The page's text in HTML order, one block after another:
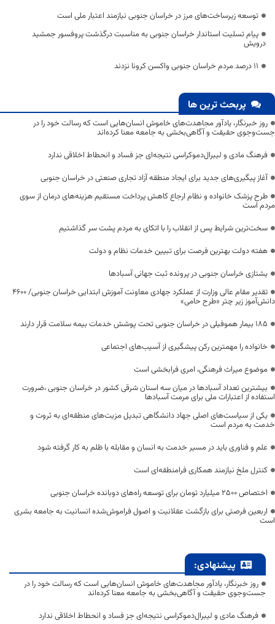
توسعه زیرساخت‌های مرز در خراسان جنوبی نیازمند اعتبار ملی است
پیام تسلیت استاندار خراسان جنوبی به مناسبت درگذشت پروفسور جمشید
درویش
۱۱ درصد مردم خراسان جنوبی واکسن کرونا نزدند
پربحث ترین ها
روز خبرنگار، یادآور مجاهدت‌های خاموش انسان‌هایی است که رسالت خود را در
جست‌وجوی حقیقت و آگاهی‌بخشی به جامعه معنا کرده‌اند
فرهنگ مادی و لیبرال‌دموکراسی نتیجه‌ای جز فساد و انحطاط اخلاقی ندارد
آغاز پیگیری‌های جدید برای ایجاد منطقه آزاد تجاری صنعتی در خراسان جنوبی
طرح پزشک خانواده و نظام ارجاع کاهش پرداخت مستقیم هزینه‌های درمان از سوی
مردم است
سخت‌ترین شرایط پس از انقلاب را با اتکای به مردم پشت سر گذاشتیم
هفته دولت بهترین فرصت برای تبیین خدمات نظام و دولت
یشتازی خراسان جنوبی در پرونده ثبت جهانی آسبادها
تقدیر مقام عالی وزارت از عملکرد جهادی معاونت آموزش ابتدایی خراسان جنوبی/ ۴۶۰۰
دانش‌آموز زیر چتر «طرح حامی»
۱۸۵ بیمار هموفیلی در خراسان جنوبی تحت پوشش خدمات بیمه سلامت قرار دارند
خانواده را مهمترین رکن پیشگیری از آسیب‌های اجتماعی
موضوع میراث فرهنگی، امری فرابخشی است
بیشترین تعداد آسبادها در میان سه استان شرقی کشور در خراسان جنوبی ،ضرورت
استفاده از اعتبارات ملی برای مرمت آسبادها
یکی از سیاست‌های اصلی جهاد دانشگاهی تبدیل مزیت‌های منطقه‌ای به ثروت و
خدمت به مردم است
علم و فناوری باید در مسیر خدمت به انسان و مقابله با ظلم به کار گرفته شود
کنترل ملخ نیازمند همکاری فرامنطقه‌ای است
اختصاص 2500 میلیارد تومان برای توسعه راه‌های دوبانده خراسان جنوبی
اربعین فرصتی برای بازگشت عقلانیت و اصول فراموش‌شده انسانیت به جامعه بشری
است
پیشنهادی:
روز خبرنگار، یادآور مجاهدت‌های خاموش انسان‌هایی است که رسالت خود را در
جست‌وجوی حقیقت و آگاهی‌بخشی به جامعه معنا کرده‌اند
فرهنگ مادی و لیبرال‌دموکراسی نتیجه‌ای جز فساد و انحطاط اخلاقی ندارد